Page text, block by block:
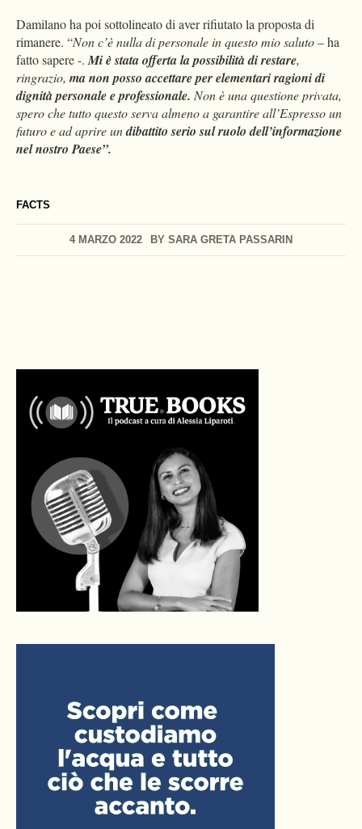
FACTS
4 MARZO 2022 BY SARA GRETA PASSARIN
Damilano ha poi sottolineato di aver rifiutato la proposta di
rimanere. “Non c’è nulla di personale in questo mio saluto– ha
fatto sapere -.Mi è stata offerta la possibilità di restare,
ringrazio, ma non posso accettare per elementari ragioni di
dignità personale e professionale. Non è una questione privata,
spero che tutto questo serva almeno a garantire all’Espresso un
futuro e ad aprire undibattito serio sul ruolo dell’informazione
nel nostro Paese”.